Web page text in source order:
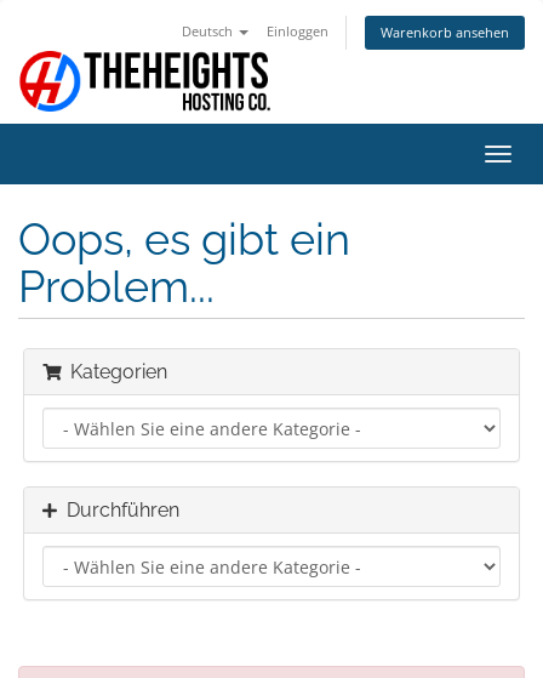
Deutsch Einloggen Warenkorb ansehen
ein-/
Oops, es gibt ein
Problem...
Kategorien
Durchführen